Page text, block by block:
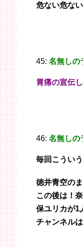
危ない危な
45: 名無しの
胃痛の宣伝
46: 名無しの
毎回こうい
徳井青空の
この後は！
保ユリカが1
チャンネル